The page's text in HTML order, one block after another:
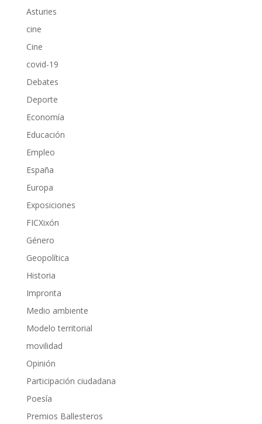
Asturies
cine
Cine
covid-19
Debates
Deporte
Economía
Educación
Empleo
España
Europa
Exposiciones
FICXixón
Género
Geopolítica
Historia
Impronta
Medio ambiente
Modelo territorial
movilidad
Opinión
Participación ciudadana
Poesía
Premios Ballesteros